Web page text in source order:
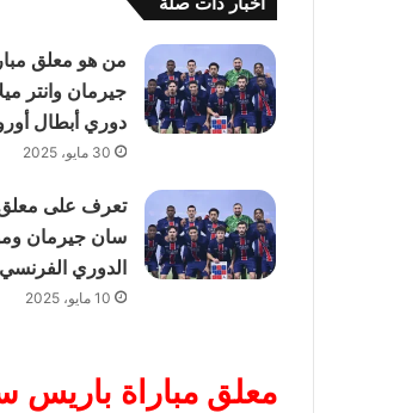
من هو معلق
جيرمان وانتر
دوري أبطال
30 مايو، 2025
تعرف على معلق
سان جيرمان
الدوري الفرنسي
10 مايو، 2025
معلق مباراة باريس